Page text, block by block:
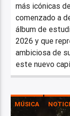
más icónicas
comenzado a
álbum de
2026 y que
ambiciosa de
este nuevo
MÚSICA